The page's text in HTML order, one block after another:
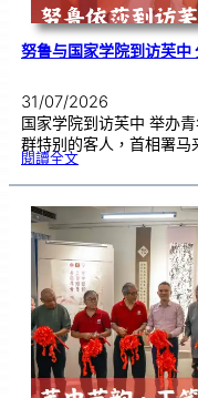
努鲁与国家学院到访芙中
31/07/2026
国家学院到访芙中 举办
群特别的客人，首相署
閱讀全文:努
与
国
学
院
到
访
中
分
享
青
年
领
袖
素
质
讲
座